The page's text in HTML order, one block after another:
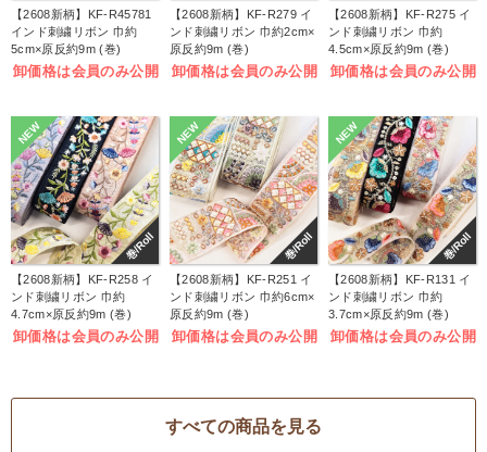
【2608新柄】KF-R45781
インド刺繍リボン 巾約
5cm×原反約9m (巻)
卸価格は会員のみ公開
【2608新柄】KF-R279 イ
ンド刺繍リボン 巾約2cm×
原反約9m (巻)
卸価格は会員のみ公開
【2608新柄】KF-R275 イ
ンド刺繍リボン 巾約
4.5cm×原反約9m (巻)
卸価格は会員のみ公開
NEW
巻/Roll
【2608新柄】KF-R258 イ
ンド刺繍リボン 巾約
4.7cm×原反約9m (巻)
卸価格は会員のみ公開
NEW
巻/Roll
【2608新柄】KF-R251 イ
ンド刺繍リボン 巾約6cm×
原反約9m (巻)
卸価格は会員のみ公開
NEW
巻/Roll
【2608新柄】KF-R131 イ
ンド刺繍リボン 巾約
3.7cm×原反約9m (巻)
卸価格は会員のみ公開
すべての商品を見る